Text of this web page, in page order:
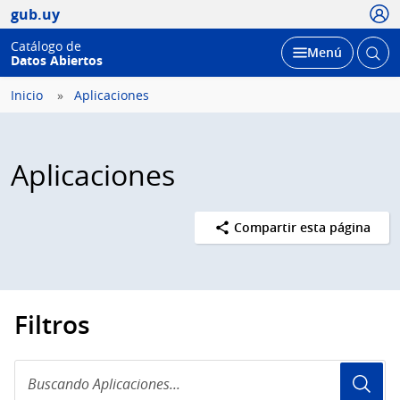
gub.uy
Catálogo de
Datos Abiertos
Desplegar
Menú Abrir
Inicio Aplicaciones
Aplicaciones
Compartir esta página
Filtros
Aplicaciones...